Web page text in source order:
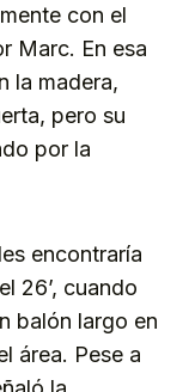
con el
Marc. En esa
la madera,
pero su
por la
encontraría
26’, cuando
balón largo en
área. Pese a